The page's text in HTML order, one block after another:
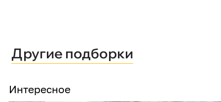
Другие подборки
Интересное